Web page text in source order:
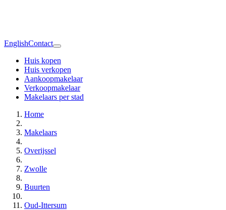
EnglishContact
Huis kopen
Huis verkopen
Aankoopmakelaar
Verkoopmakelaar
Makelaars per stad
Home
Makelaars
Overijssel
Zwolle
Buurten
Oud-Ittersum